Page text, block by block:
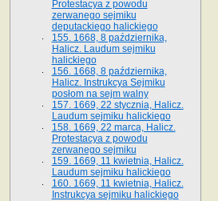
Protestacya z powodu
zerwanego sejmiku
deputackiego halickiego
155. 1668, 8 października,
Halicz. Laudum sejmiku
halickiego
156. 1668, 8 października,
Halicz. Instrukcya Sejmiku
posłom na sejm walny
157. 1669, 22 stycznia, Halicz.
Laudum sejmiku halickiego
158. 1669, 22 marca, Halicz.
Protestacya z powodu
zerwanego sejmiku
159. 1669, 11 kwietnia, Halicz.
Laudum sejmiku halickiego
160. 1669, 11 kwietnia, Halicz.
Instrukcya sejmiku halickiego